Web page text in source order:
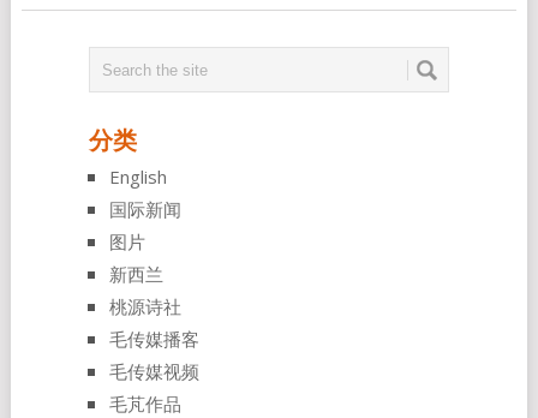
分类
English
国际新闻
图片
新西兰
桃源诗社
毛传媒播客
毛传媒视频
毛芃作品